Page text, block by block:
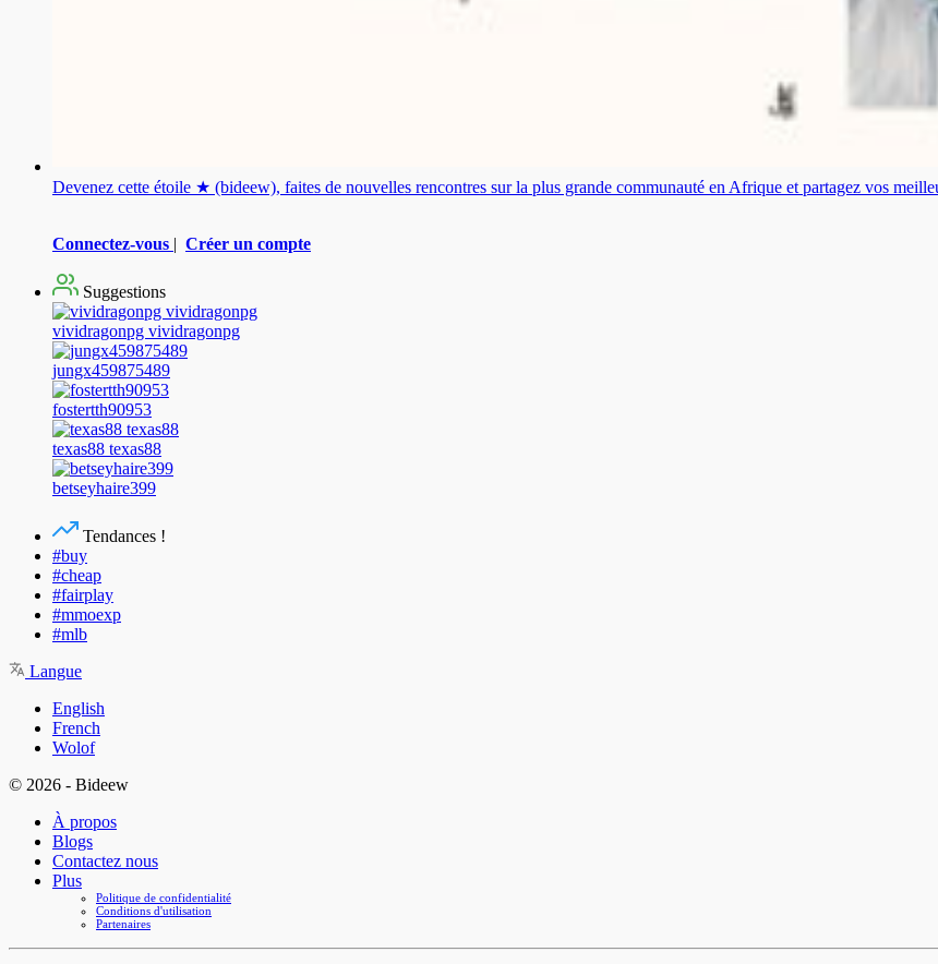
Devenez cette étoile ★ (bideew), faites de nouvelles rencontres sur la plus grande communauté en Afrique et partagez vos
Connectez-vous | Créer un compte
Suggestions
vividragonpg vividragonpg
jungx459875489
fostertth90953
texas88 texas88
betseyhaire399
Tendances !
#buy
#cheap
#fairplay
#mmoexp
#mlb
Langue
English
French
Wolof
© 2026 - Bideew
À propos
Blogs
Contactez nous
Plus
Politique de confidentialité
Conditions d'utilisation
Partenaires